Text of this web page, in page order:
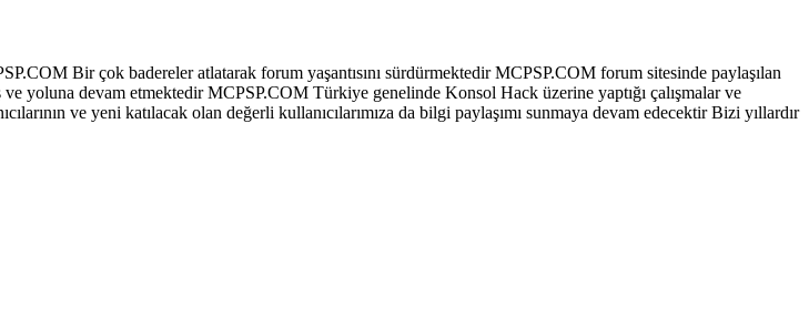
Bir çok badereler atlatarak forum yaşantısını sürdürmektedir MCPSP.COM forum sitesinde paylaşılan
devam etmektedir MCPSP.COM Türkiye genelinde Konsol Hack üzerine yaptığı çalışmalar ve
ve yeni katılacak olan değerli kullanıcılarımıza da bilgi paylaşımı sunmaya devam edecektir Bizi yıllardır